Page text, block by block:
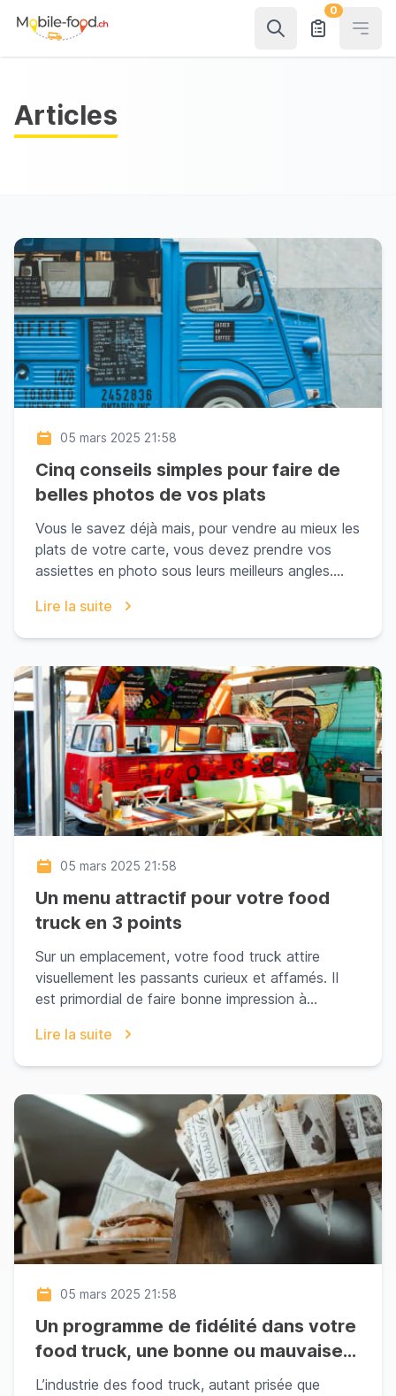
0
Articles
05 mars 2025 21:58
Cinq conseils simples pour faire de
belles photos de vos plats
Vous le savez déjà mais, pour vendre au mieux les
plats de votre carte, vous devez prendre vos
assiettes en photo sous leurs meilleurs angles.
Lire la suite
05 mars 2025 21:58
Un menu attractif pour votre food
truck en 3 points
Sur un emplacement, votre food truck attire
visuellement les passants curieux et affamés. Il
est primordial de faire bonne impression à
Lire la suite
05 mars 2025 21:58
Un programme de fidélité dans votre
food truck, une bonne ou mauvaise
idée?
L’industrie des food truck, autant prisée que